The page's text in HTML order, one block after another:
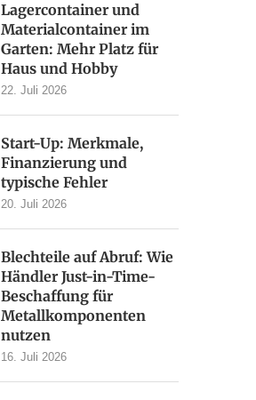
Lagercontainer und
Materialcontainer im
Garten: Mehr Platz für
Haus und Hobby
22. Juli 2026
Start-Up: Merkmale,
Finanzierung und
typische Fehler
20. Juli 2026
Blechteile auf Abruf: Wie
Händler Just-in-Time-
Beschaffung für
Metallkomponenten
nutzen
16. Juli 2026